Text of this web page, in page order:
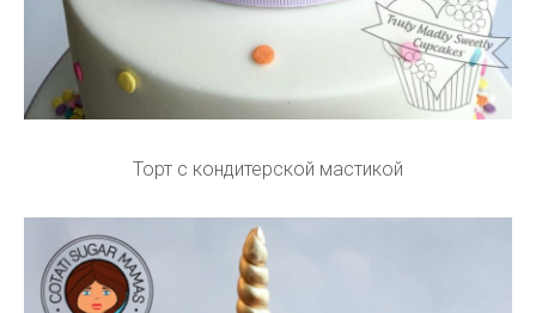
Торт с кондитерской мастикой